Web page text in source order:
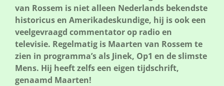
van Rossem is niet alleen Nederlands bekendste
historicus en Amerikadeskundige, hij is ook een
veelgevraagd commentator op radio en
televisie. Regelmatig is Maarten van Rossem te
zien in programma’s als Jinek, Op1 en de slimste
Mens. Hij heeft zelfs een eigen tijdschrift,
genaamd Maarten!